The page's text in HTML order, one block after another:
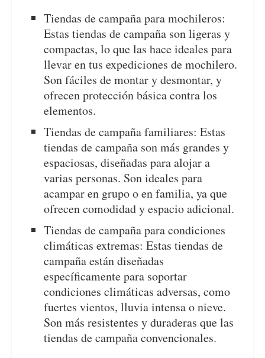
Tiendas de campaña para mochileros:
Estas tiendas de campaña son ligeras y
compactas, lo que las hace ideales para
llevar en tus expediciones de mochilero.
Son fáciles de montar y desmontar, y
ofrecen protección básica contra los
elementos.
Tiendas de campaña familiares: Estas
tiendas de campaña son más grandes y
espaciosas, diseñadas para alojar a
varias personas. Son ideales para
acampar en grupo o en familia, ya que
ofrecen comodidad y espacio adicional.
Tiendas de campaña para condiciones
climáticas extremas: Estas tiendas de
campaña están diseñadas
específicamente para soportar
condiciones climáticas adversas, como
fuertes vientos, lluvia intensa o nieve.
Son más resistentes y duraderas que las
tiendas de campaña convencionales.